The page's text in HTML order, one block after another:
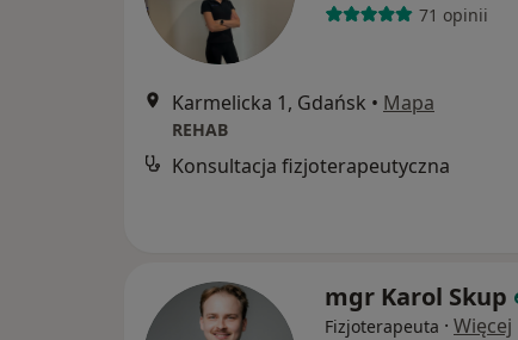
71 opinii
Karmelicka 1, Gdańsk • Mapa
REHAB
Konsultacja fizjoterapeutyczna
mgr Karol Skup
Fizjoterapeuta · Więcej